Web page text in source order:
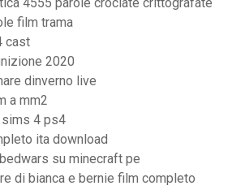
4555 parole crociate crittografate
film trama
cast
2020
dinverno live
a mm2
sims 4 ps4
ita download
su minecraft pe
di bianca e bernie film completo